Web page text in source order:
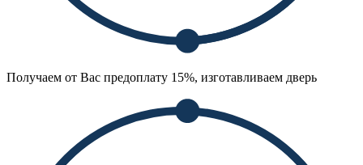
Получаем от Вас предоплату 15%, изготавливаем дверь